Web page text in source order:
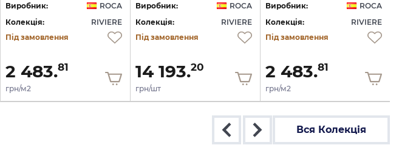
Виробник:
ROCA
Колекція:
RIVIERE
Під замовлення
2 483.81
грн/м2
Виробник:
ROCA
Колекція:
RIVIERE
Під замовлення
14 193.20
грн/шт
Виробник:
ROCA
Колекція:
RIVIERE
Під замовлення
2 483.81
грн/м2
Вся Колекція